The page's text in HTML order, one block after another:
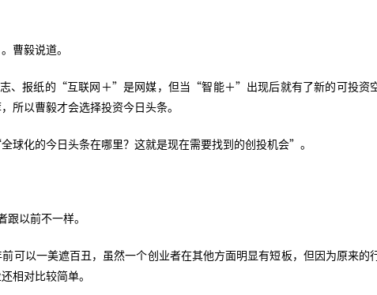
曹毅说道。
、报纸的“互联网＋”是网媒，但当“智能＋”出现后就有了新的可投资
所以曹毅才会选择投资今日头条。
化的今日头条在哪里？这就是现在需要找到的创投机会”。
以前不一样。
可以一美遮百丑，虽然一个创业者在其他方面明显有短板，但因为原来的
相对比较简单。